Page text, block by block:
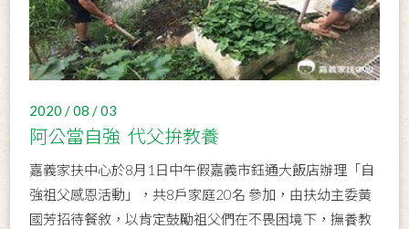
2020 / 08 / 03
阿公當自強 代父拚教養
嘉義家扶中心於8月1日中午假嘉義市鈺通大飯店辦理「自
強祖父感恩活動」，共8戶家庭20名 參加，由扶幼主委黃
國芳招待餐敘，以肯定鼓勵祖父們在不畏困境下，撫養教